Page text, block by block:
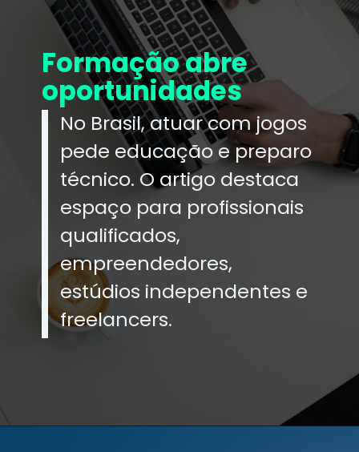
Formação abre
oportunidades
No Brasil, atuar com jogos
pede educação e preparo
técnico. O artigo destaca
espaço para profissionais
qualificados,
empreendedores,
estúdios independentes e
freelancers.